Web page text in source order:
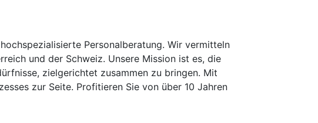
hochspezialisierte Personalberatung. Wir vermitteln
und der Schweiz. Unsere Mission ist es, die
zielgerichtet zusammen zu bringen. Mit
zur Seite. Profitieren Sie von über 10 Jahren